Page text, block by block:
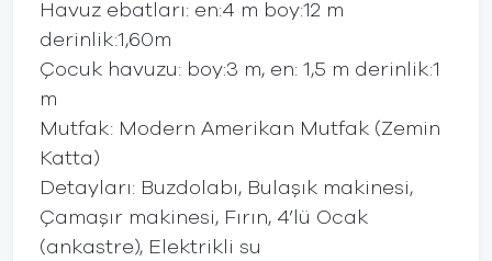
Havuz ebatları: en:4 m boy:12 m
derinlik:1,60m
Çocuk havuzu: boy:3 m, en: 1,5 m derinlik:1
m
Mutfak: Modern Amerikan Mutfak (Zemin
Katta)
Detayları: Buzdolabı, Bulaşık makinesi,
Çamaşır makinesi, Fırın, 4’lü Ocak
(ankastre), Elektrikli su